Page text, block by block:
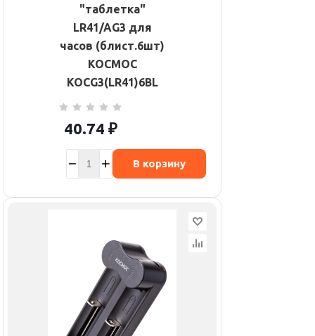
"таблетка"
LR41/AG3 для
часов (блист.6шт)
КОСМОС
KOCG3(LR41)6BL
40.74 ₽
В корзину